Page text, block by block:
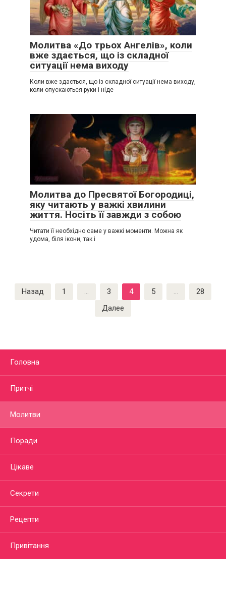
Молитва «До трьох Ангелів», коли
вже здається, що із складної
ситуації нема виходу
Коли вже здається, що із складної ситуації нема виходу,
коли опускаються руки і ніде
Молитва до Пресвятої Богородиці,
яку читають у важкі хвилини
життя. Носіть її завжди з собою
Читати її необхідно саме у важкі моменти. Можна як
удома, біля ікони, так і
Пагинация
записей
Назад 1 … 3 4 5 …
28
Далее
Головна
Притчі
Молитви
Поради
Цікаве
Секрети
Рецепти
Привітання